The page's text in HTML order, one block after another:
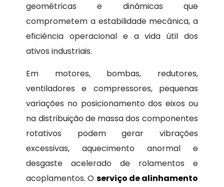
geométricas e dinâmicas que
comprometem a estabilidade mecânica, a
eficiência operacional e a vida útil dos
ativos industriais.
Em motores, bombas, redutores,
ventiladores e compressores, pequenas
variações no posicionamento dos eixos ou
na distribuição de massa dos componentes
rotativos podem gerar vibrações
excessivas, aquecimento anormal e
desgaste acelerado de rolamentos e
acoplamentos. O serviço de alinhamento